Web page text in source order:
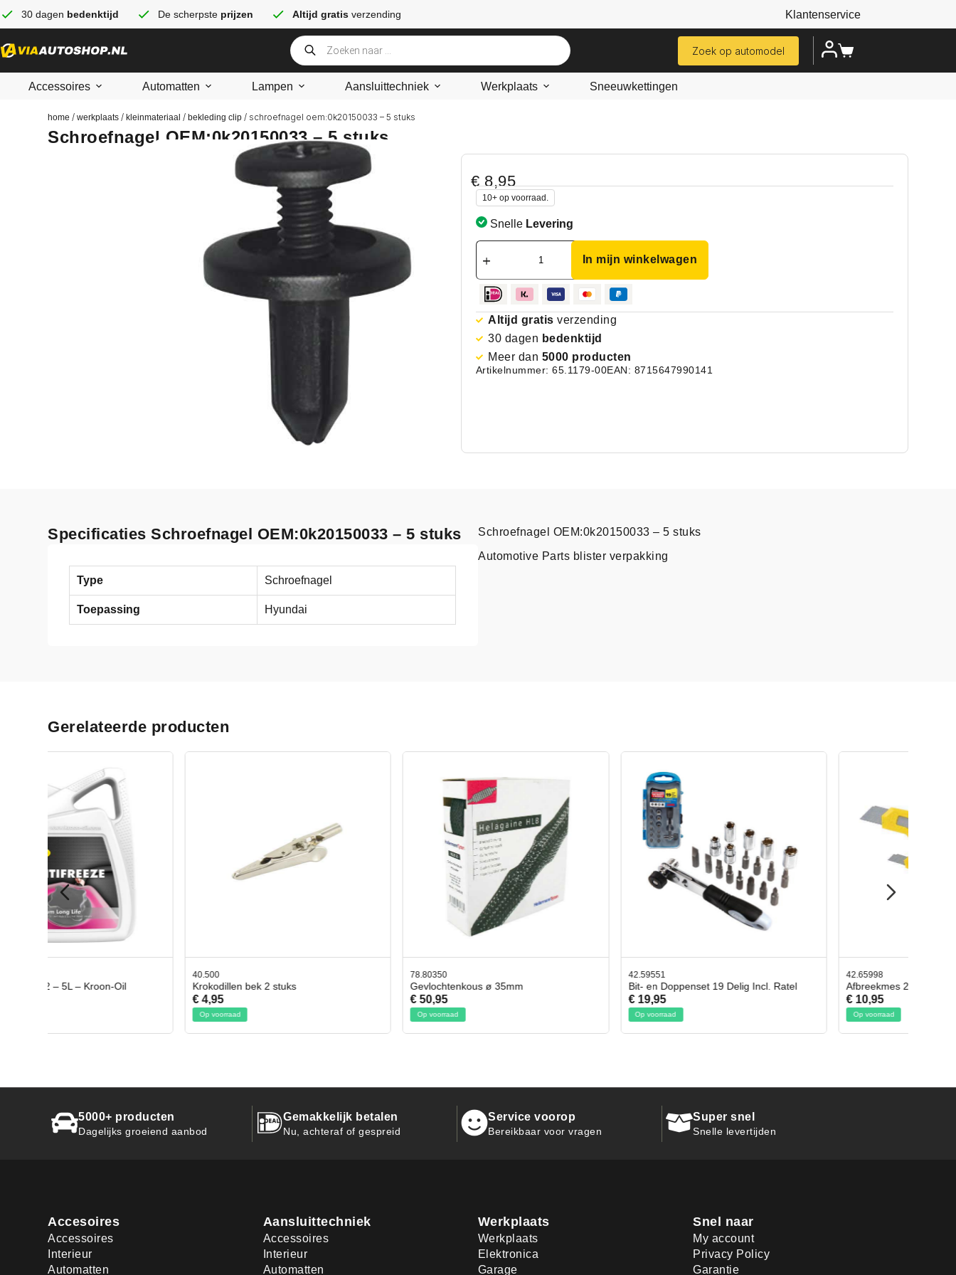
30 dagen bedenktijd De scherpste prijzen Altijd gratis verzending Klantenservice
Zoek op automodel
Accessoires Automatten Lampen Aansluittechniek Werkplaats Sneeuwkettingen
home /werkplaats /kleinmateriaal /bekleding clip / schroefnagel oem:0k20150033 – 5 stuks
Schroefnagel OEM:0k20150033 – 5 stuks
€8,95
10+ op voorraad.
Snelle Levering
In mijn winkelwagen
Altijd gratis verzending
30 dagen bedenktijd
Meer dan 5000 producten
Artikelnummer: 65.1179-00EAN: 8715647990141
Specificaties Schroefnagel OEM:0k20150033 – 5 stuks
Type Schroefnagel
Toepassing Hyundai
Schroefnagel OEM:0k20150033 – 5 stuks
Automotive Parts blister verpakking
Gerelateerde producten
Krokodillen bek 2 stuks Gevlochtenkous ø 35mm Bit- en Doppenset 19 Delig Incl. Ratel Afbreekmes 2 stuks
5000+ producten
Dagelijks groeiend aanbod
Gemakkelijk betalen
Nu, achteraf of gespreid
Service voorop
Bereikbaar voor vragen
Super snel
Snelle levertijden
Accesoires
Accessoires
Interieur
Automatten
Aansluittechniek
Accessoires
Interieur
Automatten
Werkplaats
Werkplaats
Elektronica
Garage
Snel naar
My account
Privacy Policy
Garantie